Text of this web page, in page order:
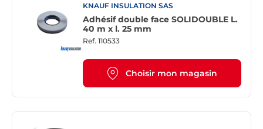
KNAUF INSULATION SAS
Adhésif double face SOLIDOUBLE L.
40 m x l. 25 mm
Ref. 110533
Choisir mon magasin